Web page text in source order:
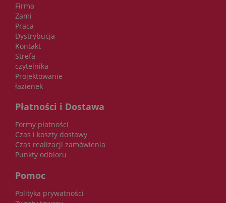
Firma
Zami
Praca
Dystrybucja
Kontakt
Strefa
czytelnika
Projektowanie
łazienek
Płatności i Dostawa
Formy płatności
Czas i koszty dostawy
Czas realizacji zamówienia
Punkty odbioru
Pomoc
Polityka prywatności